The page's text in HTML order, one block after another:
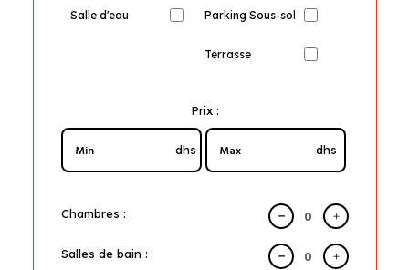
Parking Sous-sol
Salle d'eau
Terrasse
Prix :
dhs dhs
Chambres :
Salles de bain :